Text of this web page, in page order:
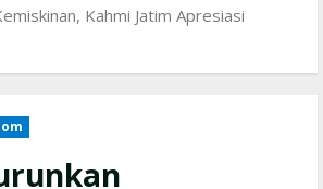
Kahmi Jatim Apresiasi